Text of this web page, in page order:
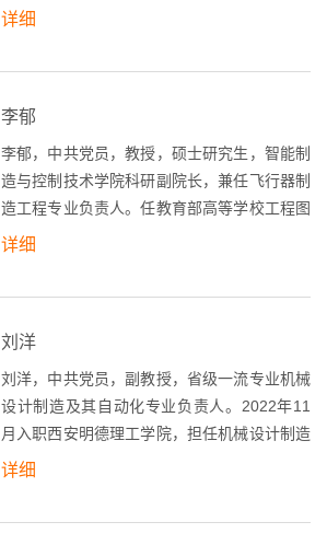
任教，主要承担模拟电子技术基础、液压与气
技术及应用等课程的教学工作，负责和参与陕
西省教育厅专项科研计划项目及学院项目8
项，参编教材2本，在SCI、北大核心和中文科
技核...
详细
李郁
李郁，中共党员，教授，硕士研究生，智能制
造与控制技术学院科研副院长，兼任飞行器制
造工程专业负责人。任教育部高等学校工程图
学课程教学指导委员会西北地区分委员会委
《机械制造基础》等课程；发表论文20余篇；
参编教材10余部；主持及参与省级教改科研基
金项目5项、校级教改科研项目8项；申请国家
专....
详细
刘洋
刘洋，中共党员，副教授，省级一流专业机械
设计制造及其自动化专业负责人。2022年11
月入职西安明德理工学院，担任机械设计制造
及其自动化专业的专职教师兼任专业负责人。
详细